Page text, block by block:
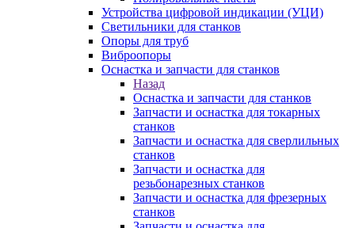
Устройства цифровой индикации (УЦИ)
Светильники для станков
Опоры для труб
Виброопоры
Оснастка и запчасти для станков
Назад
Оснастка и запчасти для станков
Запчасти и оснастка для токарных
станков
Запчасти и оснастка для сверлильных
станков
Запчасти и оснастка для
резьбонарезных станков
Запчасти и оснастка для фрезерных
станков